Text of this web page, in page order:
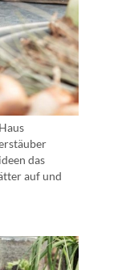
das
auf und